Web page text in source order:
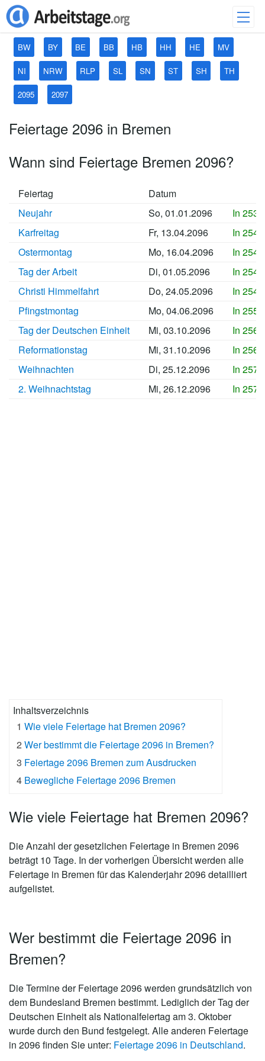
BW BY BE BB HB HH HE MV
NI NRW RLP SL SN ST SH TH
2095 2097
Feiertage 2096 in Bremen
Wann sind Feiertage Bremen 2096?
Feiertag
Datum
Neujahr
So, 01.01.2096
In
Karfreitag
Fr, 13.04.2096
In
Ostermontag
Mo, 16.04.2096
In
Tag der Arbeit
Di, 01.05.2096
In
Christi Himmelfahrt
Do, 24.05.2096
In
Pfingstmontag
Mo, 04.06.2096
In
Tag der Deutschen Einheit
Mi, 03.10.2096
In
Reformationstag
Mi, 31.10.2096
In
Weihnachten
Di, 25.12.2096
In
2. Weihnachtstag
Mi, 26.12.2096 In
Inhaltsverzeichnis
1 Wie viele Feiertage hat Bremen 2096?
2 Wer bestimmt die Feiertage 2096 in Bremen?
3 Feiertage 2096 Bremen zum Ausdrucken
4 Bewegliche Feiertage 2096 Bremen
Wie viele Feiertage hat Bremen 2096?
Die Anzahl der gesetzlichen Feiertage in Bremen 2096
beträgt 10 Tage. In der vorherigen Übersicht werden alle
Feiertage in Bremen für das Kalenderjahr 2096 detailliert
aufgelistet.
Wer bestimmt die Feiertage 2096 in
Bremen?
Die Termine der Feiertage 2096 werden grundsätzlich von
dem Bundesland Bremen bestimmt. Lediglich der Tag der
Deutschen Einheit als Nationalfeiertag am 3. Oktober
wurde durch den Bund festgelegt. Alle anderen Feiertage
in 2096 finden Sie unter: Feiertage 2096 in Deutschland.